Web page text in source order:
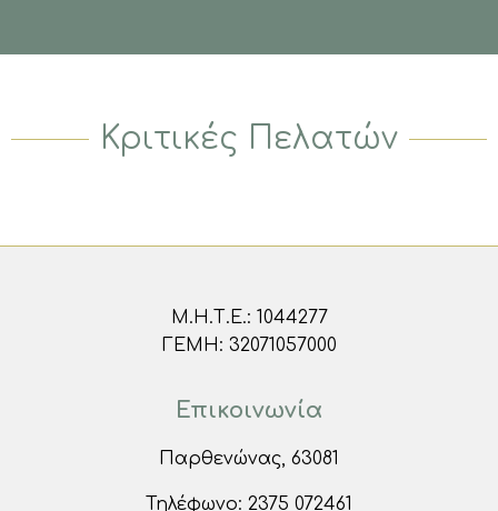
Κριτικές Πελατών
Μ.Η.Τ.Ε.: 1044277
ΓΕΜΗ: 32071057000
Επικοινωνία
Παρθενώνας, 63081
Τηλέφωνο: 2375 072461